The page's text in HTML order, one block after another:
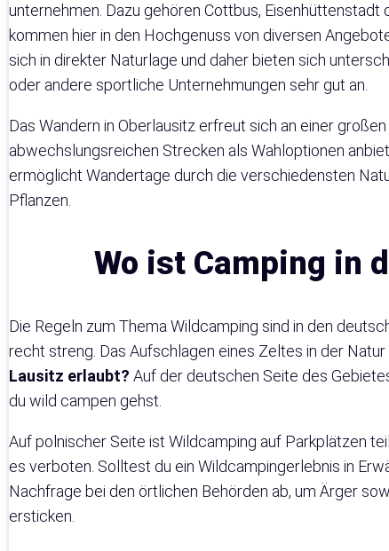
unternehmen. Dazu gehören Cottbus,
kommen hier in den Hochgenuss von diversen
sich in direkter Naturlage und daher bieten sich
oder andere sportliche Unternehmungen sehr gut an.
Das Wandern in Oberlausitz erfreut sich an einer
abwechslungsreichen Strecken als Wahloptionen
ermöglicht Wandertage durch die verschiedensten
Pflanzen.
Wo ist Camping in
Die Regeln zum Thema Wildcamping sind in den
recht streng. Das Aufschlagen eines Zeltes in der Natur
Lausitz erlaubt? Auf der deutschen Seite des
du wild campen gehst.
Auf polnischer Seite ist Wildcamping auf Parkplätzen
es verboten. Solltest du ein Wildcampingerlebnis in
Nachfrage bei den örtlichen Behörden ab, um Ärger
ersticken.